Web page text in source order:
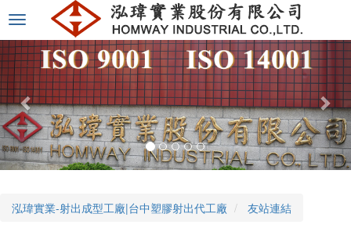
選
單
切
換
泓瑋實業-射出成型工廠|台中塑膠射出代工廠 友站連結